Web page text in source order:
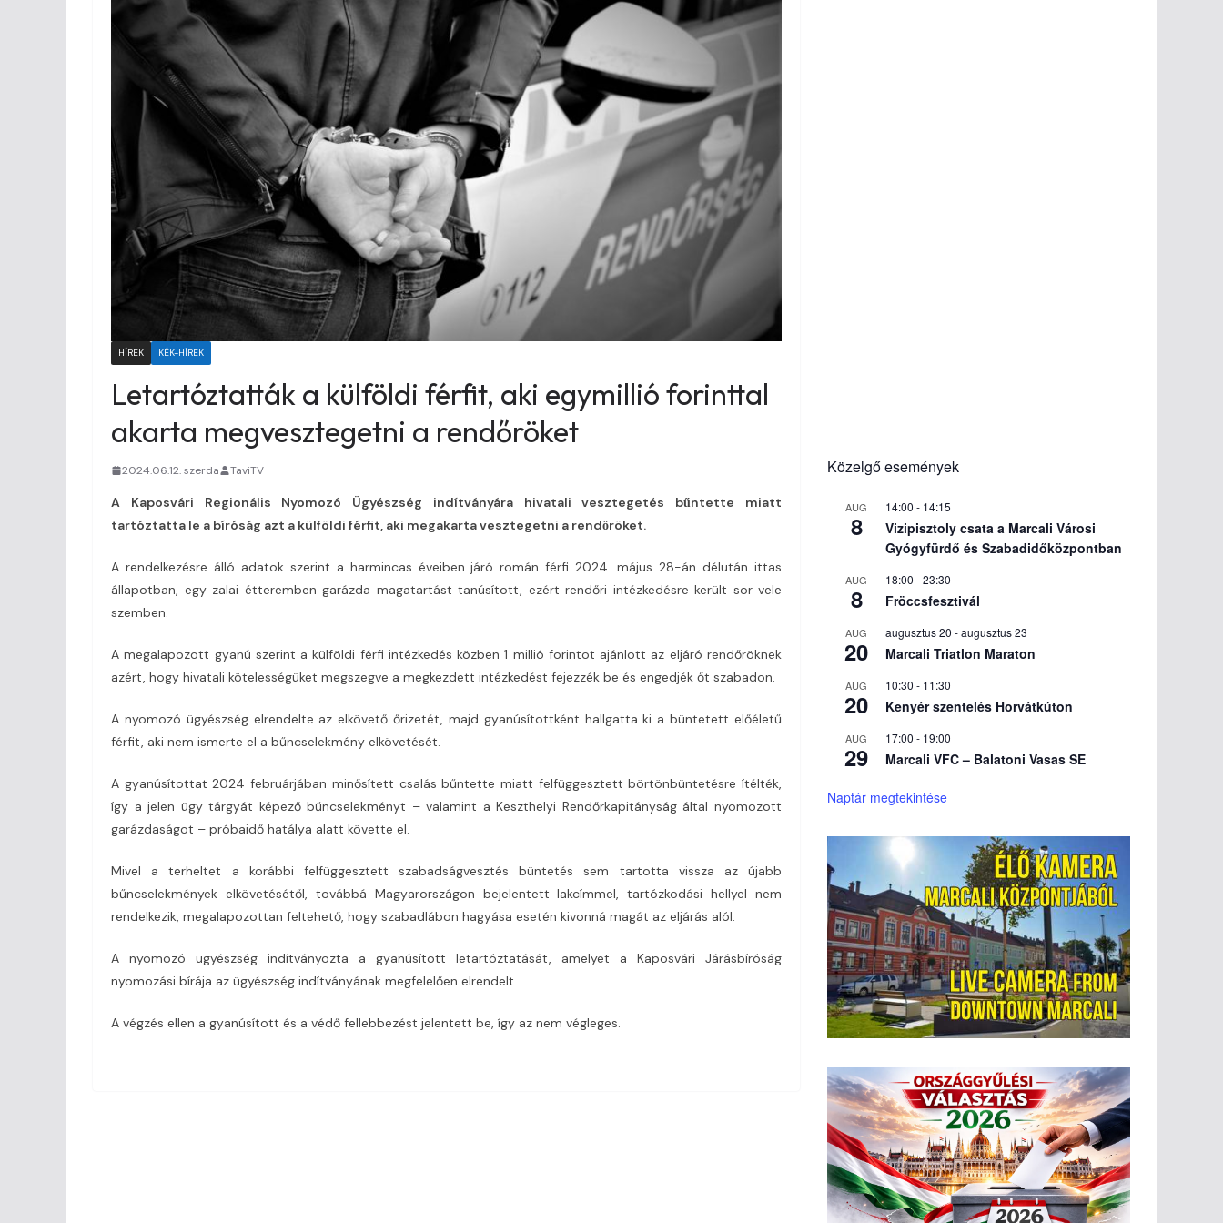
HÍREK KÉK-HÍREK
Letartóztatták a külföldi férfit, aki egymillió forinttal
akarta megvesztegetni a rendőröket
2024.06.12. szerda TaviTV
A Kaposvári Regionális Nyomozó Ügyészség indítványára hivatali vesztegetés bűntette miatt
tartóztatta le a bíróság azt a külföldi férfit, aki megakarta vesztegetni a rendőröket.
A rendelkezésre álló adatok szerint a harmincas éveiben járó román férfi 2024. május 28-án délután ittas
állapotban, egy zalai étteremben garázda magatartást tanúsított, ezért rendőri intézkedésre került sor vele
szemben.
A megalapozott gyanú szerint a külföldi férfi intézkedés közben 1 millió forintot ajánlott az eljáró rendőröknek
azért, hogy hivatali kötelességüket megszegve a megkezdett intézkedést fejezzék be és engedjék őt szabadon.
A nyomozó ügyészség elrendelte az elkövető őrizetét, majd gyanúsítottként hallgatta ki a büntetett előéletű
férfit, aki nem ismerte el a bűncselekmény elkövetését.
A gyanúsítottat 2024 februárjában minősített csalás bűntette miatt felfüggesztett börtönbüntetésre ítélték,
így a jelen ügy tárgyát képező bűncselekményt – valamint a Keszthelyi Rendőrkapitányság által nyomozott
garázdaságot – próbaidő hatálya alatt követte el.
Mivel a terheltet a korábbi felfüggesztett szabadságvesztés büntetés sem tartotta vissza az újabb
bűncselekmények elkövetésétől, továbbá Magyarországon bejelentett lakcímmel, tartózkodási hellyel nem
rendelkezik, megalapozottan feltehető, hogy szabadlábon hagyása esetén kivonná magát az eljárás alól.
A nyomozó ügyészség indítványozta a gyanúsított letartóztatását, amelyet a Kaposvári Járásbíróság
nyomozási bírája az ügyészség indítványának megfelelően elrendelt.
A végzés ellen a gyanúsított és a védő fellebbezést jelentett be, így az nem végleges.
Közelgő események
AUG
8
14:00 - 14:15
Vizipisztoly csata a Marcali Városi
Gyógyfürdő és Szabadidőközpontban
AUG
8
18:00 -23:30
Fröccsfesztivál
AUG
20
augusztus 20 -augusztus 23
Marcali Triatlon Maraton
AUG
20
10:30 - 11:30
Kenyér szentelés Horvátkúton
AUG
29
17:00 - 19:00
Marcali VFC – Balatoni Vasas SE
Naptár megtekintése